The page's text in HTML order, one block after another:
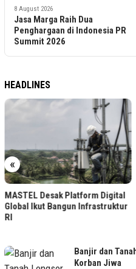
7 August 2026
Jasa Marga Raih Predikat Gold
di TJSL & CSR Award 2026
HEADLINES
«
Jasa Marga Raih Dua
Penghargaan di Indonesia PR
Summit 2026
SEREMONIA.ID
Banjir dan
Korban Jiwa